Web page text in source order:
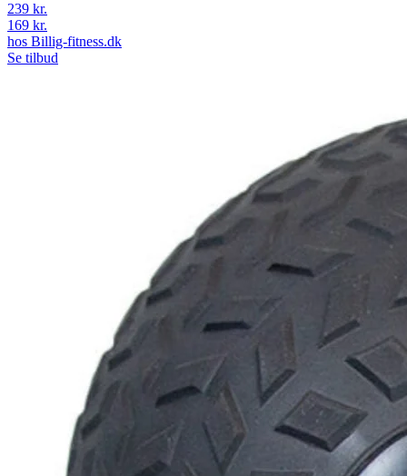
239 kr.
169 kr.
hos Billig-fitness.dk
Se tilbud